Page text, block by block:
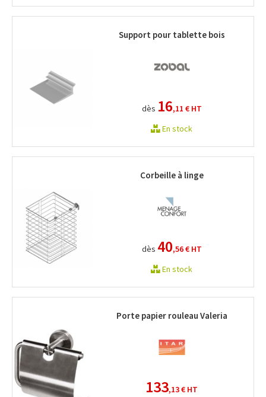
Support pour tablette bois
dès 16,11 €HT
En stock
Corbeille à linge
dès 40,56 €HT
En stock
Porte papier rouleau Valeria
133,13 € HT